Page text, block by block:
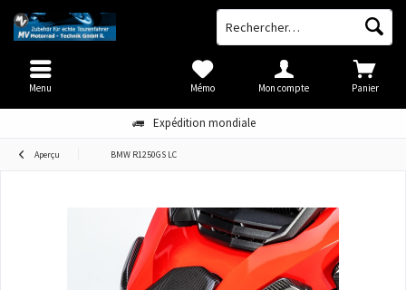
Expédition mondiale
Panier
Mémo Mon compte
Menu
Aperçu BMW R1250GS LC